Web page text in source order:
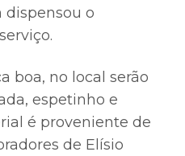
dispensou o
boa, no local serão
espetinho e
é proveniente de
de Elísio